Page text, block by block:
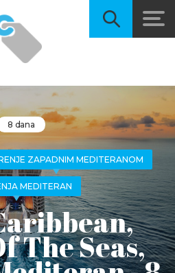
8 dana
ZAPADNIM MEDITERANOM
MEDITERAN
The Seas,